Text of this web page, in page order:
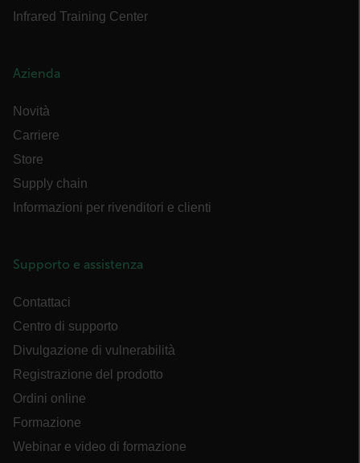
Infrared Training Center
Azienda
Novità
Carriere
Store
Supply chain
Informazioni per rivenditori e clienti
Supporto e assistenza
Contattaci
Centro di supporto
Divulgazione di vulnerabilità
Registrazione del prodotto
Ordini online
Formazione
Webinar e video di formazione
FPLC
atgRecSessionId